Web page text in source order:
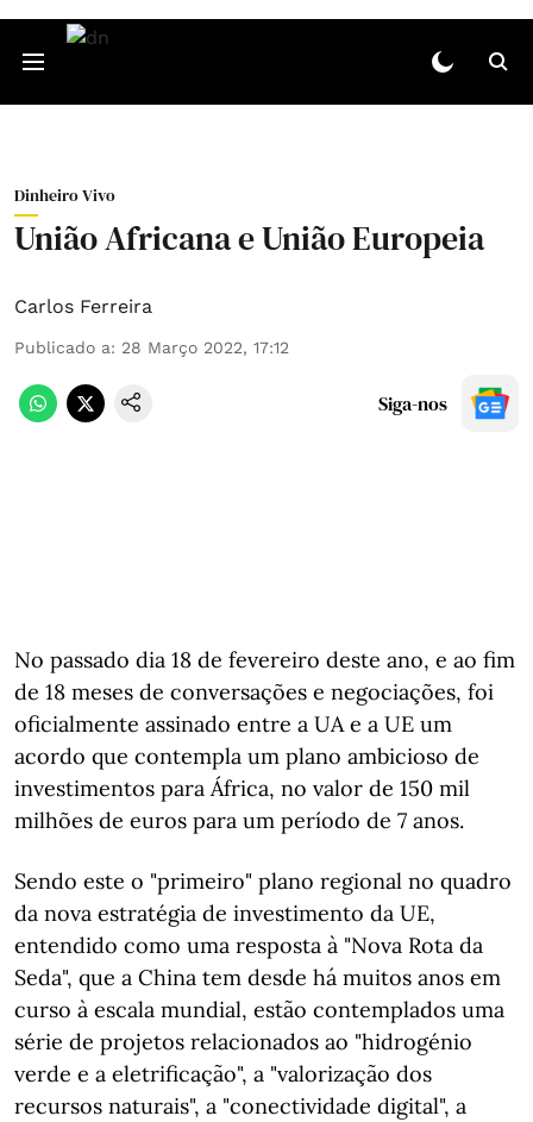
Dinheiro Vivo
União Africana e União Europeia
Carlos Ferreira
Publicado a: 28 Março 2022, 17:12
Siga-nos
No passado dia 18 de fevereiro deste ano, e ao fim
de 18 meses de conversações e negociações, foi
oficialmente assinado entre a UA e a UE um
acordo que contempla um plano ambicioso de
investimentos para África, no valor de 150 mil
milhões de euros para um período de 7 anos.
Sendo este o "primeiro" plano regional no quadro
da nova estratégia de investimento da UE,
entendido como uma resposta à "Nova Rota da
Seda", que a China tem desde há muitos anos em
curso à escala mundial, estão contemplados uma
série de projetos relacionados ao "hidrogénio
verde e a eletrificação", a "valorização dos
recursos naturais", a "conectividade digital", a